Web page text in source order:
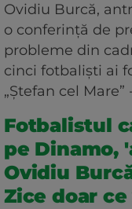
Ovidiu Burcă,
o conferință de
probleme din
cinci fotbaliști ai
„Ștefan cel Mare”
Fotbalistul
pe Dinamo,
Ovidiu
Zice doar ce